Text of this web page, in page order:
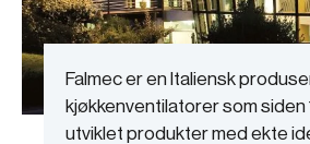
Falmec er en Italiensk
kjøkkenventilatorer som siden
utviklet produkter med ekte